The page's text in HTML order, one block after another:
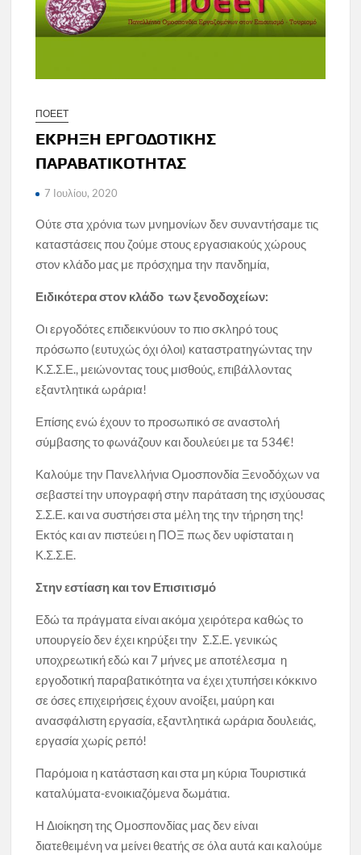
ΠΟΕΕΤ
ΕΚΡΗΞΗ ΕΡΓΟΔΟΤΙΚΗΣ
ΠΑΡΑΒΑΤΙΚΟΤΗΤΑΣ
7 Ιουλίου, 2020
Ούτε στα χρόνια των μνημονίων δεν συναντήσαμε τις
καταστάσεις που ζούμε στους εργασιακούς χώρους
στον κλάδο μας με πρόσχημα την πανδημία,
Ειδικότερα στον κλάδο των ξενοδοχείων:
Οι εργοδότες επιδεικνύουν το πιο σκληρό τους
πρόσωπο (ευτυχώς όχι όλοι) καταστρατηγώντας την
Κ.Σ.Σ.Ε., μειώνοντας τους μισθούς, επιβάλλοντας
εξαντλητικά ωράρια!
Επίσης ενώ έχουν το προσωπικό σε αναστολή
σύμβασης το φωνάζουν και δουλεύει με τα 534€!
Καλούμε την Πανελλήνια Ομοσπονδία Ξενοδόχων να
σεβαστεί την υπογραφή στην παράταση της ισχύουσας
Σ.Σ.Ε. και να συστήσει στα μέλη της την τήρηση της!
Εκτός και αν πιστεύει η ΠΟΞ πως δεν υφίσταται η
Κ.Σ.Σ.Ε.
Στην εστίαση και τον Επισιτισμό
Εδώ τα πράγματα είναι ακόμα χειρότερα καθώς το
υπουργείο δεν έχει κηρύξει την Σ.Σ.Ε. γενικώς
υποχρεωτική εδώ και 7 μήνες με αποτέλεσμα η
εργοδοτική παραβατικότητα να έχει χτυπήσει κόκκινο
σε όσες επιχειρήσεις έχουν ανοίξει, μαύρη και
ανασφάλιστη εργασία, εξαντλητικά ωράρια δουλειάς,
εργασία χωρίς ρεπό!
Παρόμοια η κατάσταση και στα μη κύρια Τουριστικά
καταλύματα-ενοικιαζόμενα δωμάτια.
Η Διοίκηση της Ομοσπονδίας μας δεν είναι
διατεθειμένη να μείνει θεατής σε όλα αυτά και καλούμε